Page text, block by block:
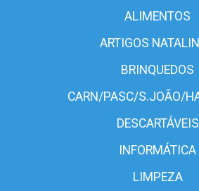
ALIMENTOS
ARTIGOS
BRINQUEDOS
CARN/PASC/S.JOÃO/
DESCARTÁVEIS
INFORMÁTICA
LIMPEZA